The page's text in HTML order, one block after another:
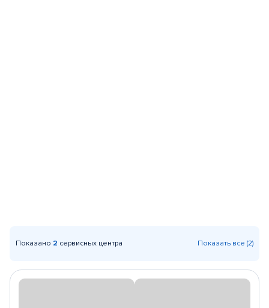
Показано 2 сервисных центра Показать все (2)